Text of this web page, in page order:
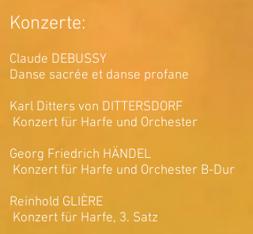
Konzerte:
Claude DEBUSSY
Danse sacrée et danse profane
Karl Ditters von DITTERSDORF
Konzert für Harfe und Orchester
Georg Friedrich HÄNDEL
Konzert für Harfe und Orchester B-Dur
Reinhold GLIÈRE
Konzert für Harfe, 3. Satz